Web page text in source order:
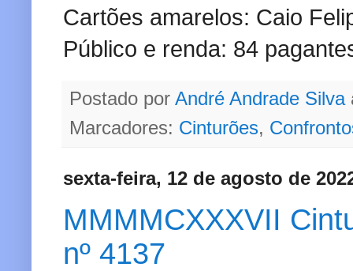
Cartões amarelos: Caio
Público e renda: 84
Postado por André Andrade Silva
Marcadores: Cinturões,
sexta-feira, 12 de agosto de
MMMMCXXXVII
nº 4137